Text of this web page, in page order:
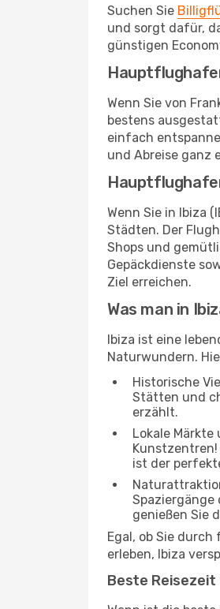
Suchen Sie
und sorgt dafür,
günstigen
Wenn Sie von
bestens
einfach
und Abreise ganz
Wenn Sie in Ibiza
Städten. Der
Shops und
Gepäckdienste
Ziel erreichen.
Was man in
Ibiza ist eine
Naturwundern.
Historische
Stätten und
erzählt.
Lokale
ist der
Spaziergänge
genießen Sie
Egal, ob Sie
erleben, Ibiza
Beste Reisezeit